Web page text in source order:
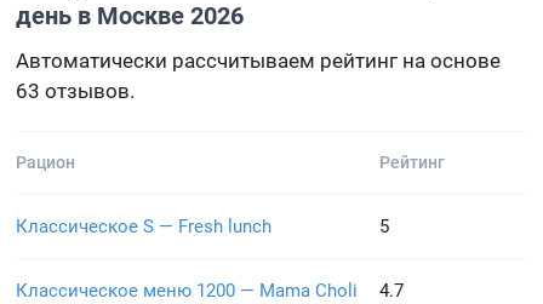
день в Москве 2026
Автоматически рассчитываем рейтинг на основе
63 отзывов.
Рацион Рейтинг
Классическое S — Fresh lunch 5
Классическое меню 1200 — Mama Choli 4.7